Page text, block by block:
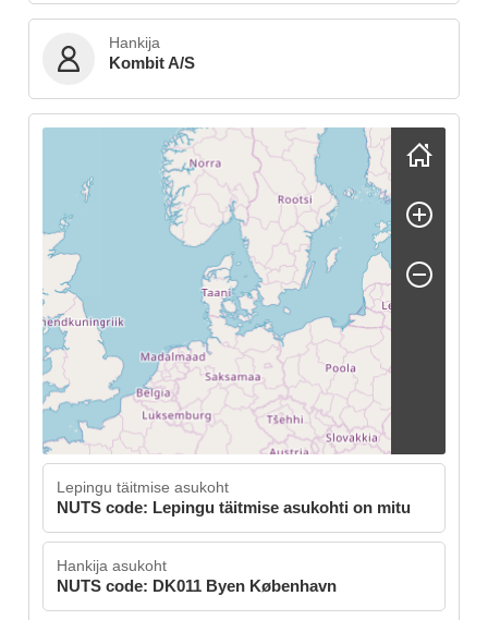
Hankija
Kombit A/S
Skip map
Lepingu täitmise asukoht
NUTS code: Lepingu täitmise asukohti on mitu
Hankija asukoht
NUTS code: DK011 Byen København